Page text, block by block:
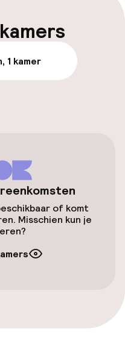
auto op
1 kamer
of komt
Misschien kun je